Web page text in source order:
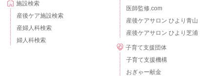
施設検索
産後ケア施設検索
産婦人科検索
婦人科検索
医師監修.com
産後ケアサロン ひより青山
産後ケアサロン ひより芝浦
子育て支援団体
子育て支援機構
おぎゃー献金